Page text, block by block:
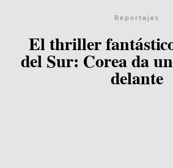
Reportajes
El thriller
del Sur: Corea da
delante
Agenda